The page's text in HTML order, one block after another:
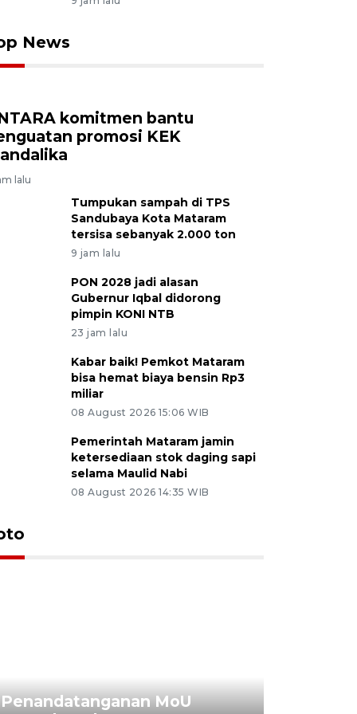
News
komitmen bantu
promosi KEK
lalu
Tumpukan sampah di TPS
Sandubaya Kota Mataram
tersisa sebanyak 2.000 ton
9 jam lalu
PON 2028 jadi alasan
Gubernur Iqbal didorong
pimpin KONI NTB
23 jam lalu
Kabar baik! Pemkot Mataram
bisa hemat biaya bensin Rp3
miliar
08 August 2026 15:06 WIB
Pemerintah Mataram jamin
ketersediaan stok daging sapi
selama Maulid Nabi
08 August 2026 14:35 WIB
Penandatanganan MoU